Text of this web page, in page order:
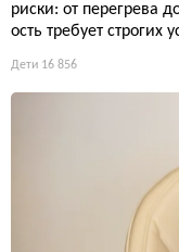
риски: от перегрева
ость требует строгих
Дети 16 856